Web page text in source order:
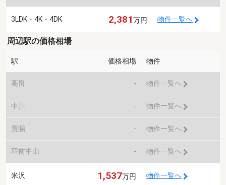
3LDK・4K・4DK 2,381万円 物件一覧へ
周辺駅の価格相場
駅 価格相場 物件
高畠 - 物件一覧へ
中川 - 物件一覧へ
置賜 - 物件一覧へ
羽前中山 - 物件一覧へ
米沢 1,537万円 物件一覧へ